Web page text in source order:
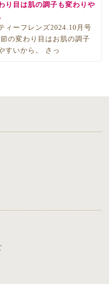
り目は肌の調子も変わりや
ィーフレンズ2024.10月号
の変わり目はお肌の調子
すいから。 さっ